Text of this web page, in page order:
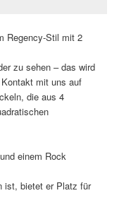
Regency-Stil mit 2
zu sehen – das wird
mit uns auf
die aus 4
einem Rock
ist, bietet er Platz für